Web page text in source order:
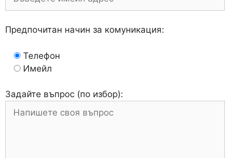
Предпочитан начин за комуникация:
Телефон
Имейл
Задайте въпрос (по избор):